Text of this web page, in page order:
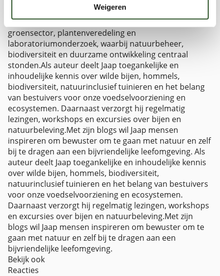
Weigeren
in educatie, onderzoek en organisatieontwikkeling.
Eerder vervulde hij leidinggevende functies binnen de
groensector, plantenveredeling en
laboratoriumonderzoek, waarbij natuurbeheer,
biodiversiteit en duurzame ontwikkeling centraal
stonden.Als auteur deelt Jaap toegankelijke en
inhoudelijke kennis over wilde bijen, hommels,
biodiversiteit, natuurinclusief tuinieren en het belang
van bestuivers voor onze voedselvoorziening en
ecosystemen. Daarnaast verzorgt hij regelmatig
lezingen, workshops en excursies over bijen en
natuurbeleving.Met zijn blogs wil Jaap mensen
inspireren om bewuster om te gaan met natuur en zelf
bij te dragen aan een bijvriendelijke leefomgeving. Als
auteur deelt Jaap toegankelijke en inhoudelijke kennis
over wilde bijen, hommels, biodiversiteit,
natuurinclusief tuinieren en het belang van bestuivers
voor onze voedselvoorziening en ecosystemen.
Daarnaast verzorgt hij regelmatig lezingen, workshops
en excursies over bijen en natuurbeleving.Met zijn
blogs wil Jaap mensen inspireren om bewuster om te
gaan met natuur en zelf bij te dragen aan een
bijvriendelijke leefomgeving.
Bekijk ook
Reacties